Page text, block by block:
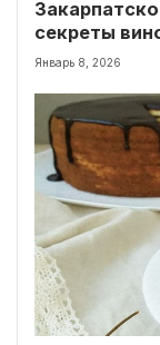
секреты
Январь 8, 2026